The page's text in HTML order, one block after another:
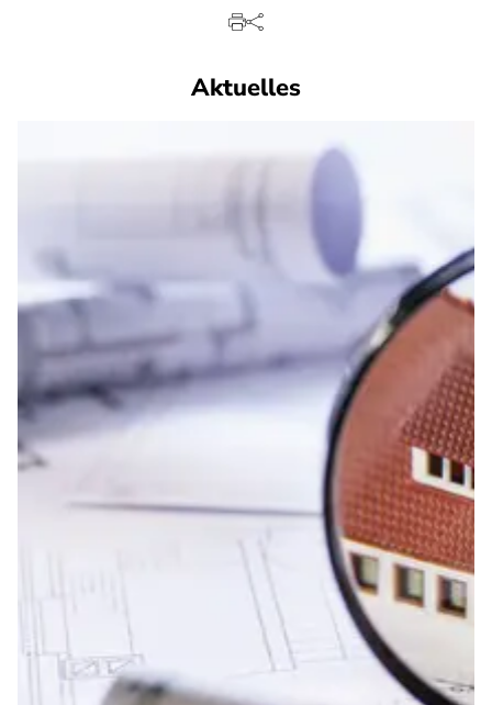
Aktuelles